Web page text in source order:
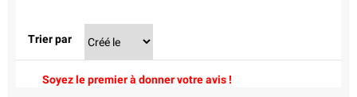
Trier par
Soyez le premier à donner votre avis !